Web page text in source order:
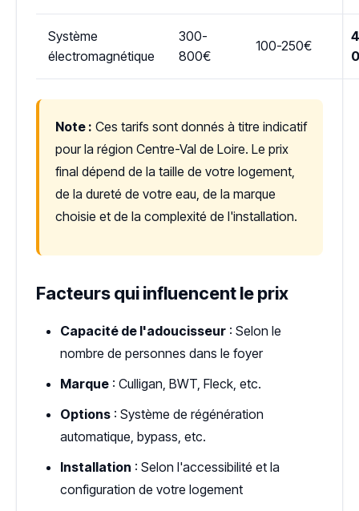
Système
électromagnétique
300-
800€
100-250€
Note : Ces tarifs sont donnés à titre indicatif
pour la région Centre-Val de Loire. Le prix
final dépend de la taille de votre logement,
de la dureté de votre eau, de la marque
choisie et de la complexité de l'installation.
Facteurs qui influencent le prix
Capacité de l'adoucisseur : Selon le
nombre de personnes dans le foyer
Marque : Culligan, BWT, Fleck, etc.
Options : Système de régénération
automatique, bypass, etc.
Installation : Selon l'accessibilité et la
configuration de votre logement